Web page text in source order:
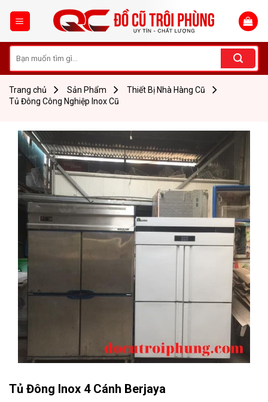
kiếm:
Trang chủ Sản Phẩm
Thiết Bị Nhà Hàng Cũ
Tủ Đông Công Nghiệp Inox Cũ
Tủ Đông Inox 4 Cánh Berjaya